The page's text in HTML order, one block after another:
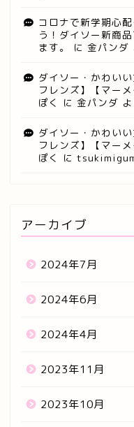
コロナで新学期心
う！ダイソー新商
ます。
に 金パンダ
ダイソー・かわい
フレンズ】【マー
ぽく
に 金パンダ
ダイソー・かわい
フレンズ】【マー
ぽく
に
アーカイブ
2024年7月
2024年6月
2024年4月
2023年11月
2023年10月